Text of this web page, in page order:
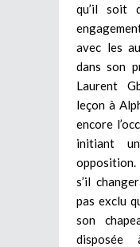
qu’il soit
avec les
dans son
Laurent
leçon à
encore
initiant
opposition.
s’il
pas exclu
son